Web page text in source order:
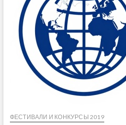
й
д
н
ь
д
о
р
в
2
ФЕСТИВАЛИ И КОНКУРСЫ 2019